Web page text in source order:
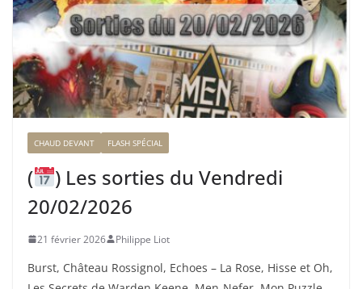
CHAUD DEVANT FLASH SPÉCIAL
(
) Les sorties du Vendredi
20/02/2026
21 février 2026 Philippe Liot
Burst, Château Rossignol, Echoes – La Rose, Hisse et Oh,